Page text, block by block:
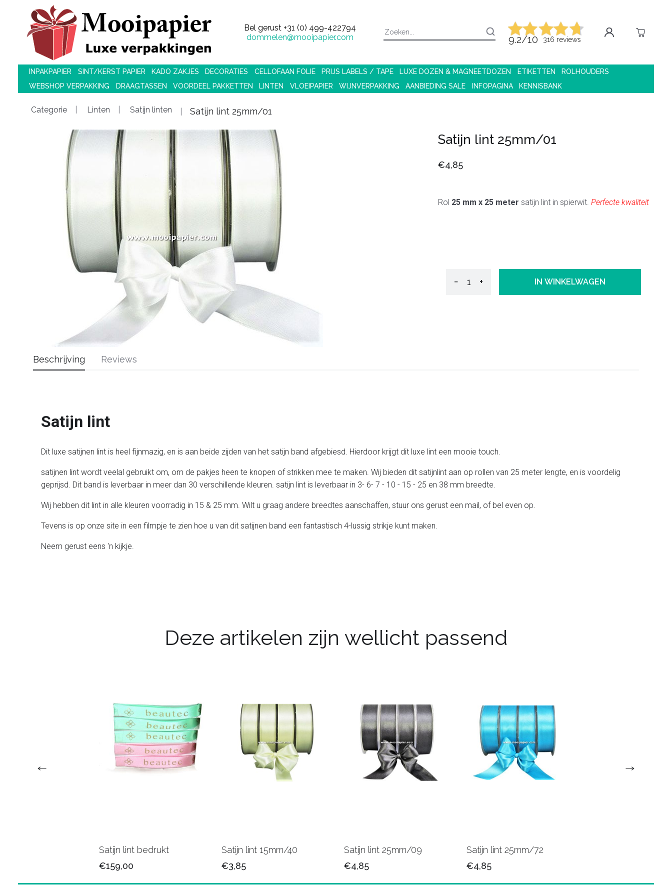
Bel gerust +31 (0) 499-422794
dommelen@mooipapier.com
9.2/10 316 reviews
INPAKPAPIER SINT/KERST PAPIER KADO ZAKJES DECORATIES CELLOFAAN FOLIE PRIJS LABELS / TAPE LUXE DOZEN & MAGNEETDOZEN ETIKETTEN
ROLHOUDERS
WEBSHOP VERPAKKING
DRAAGTASSEN VOORDEEL PAKKETTEN LINTEN VLOEIPAPIER WIJNVERPAKKING AANBIEDING SALE INFOPAGINA KENNISBANK
Categorie Linten Satijn linten Satijn lint 25mm/01
Satijn lint 25mm/01
€4,85
Rol 25 mm x 25 meter satijn lint in spierwit. Perfecte kwaliteit
− + IN WINKELWAGEN
Beschrijving
Satijn lint
Dit luxe satijnen lint is heel fijnmazig, en is aan beide zijden van het satijn band afgebiesd. Hierdoor krijgt dit luxe lint een mooie touch.
satijnen lint wordt veelal gebruikt om, om de pakjes heen te knopen of strikken mee te maken. Wij bieden dit satijnlint aan op rollen van 25 meter lengte, en is voordelig
geprijsd. Dit band is leverbaar in meer dan 30 verschillende kleuren. satijn lint is leverbaar in 3- 6- 7 - 10 - 15 - 25 en 38 mm breedte.
Wij hebben dit lint in alle kleuren voorradig in 15 & 25 mm. Wilt u graag andere breedtes aanschaffen, stuur ons gerust een mail, of bel even op.
Tevens is op onze site in een filmpje te zien hoe u van dit satijnen band een fantastisch 4-lussig strikje kunt maken.
Neem gerust eens 'n kijkje.
Reviews
Deze artikelen zijn wellicht passend
Satijn lint bedrukt
€159,00
Satijn lint 15mm/40
€3,85
Satijn lint 25mm/09
€4,85
Satijn lint 25mm/72
€4,85